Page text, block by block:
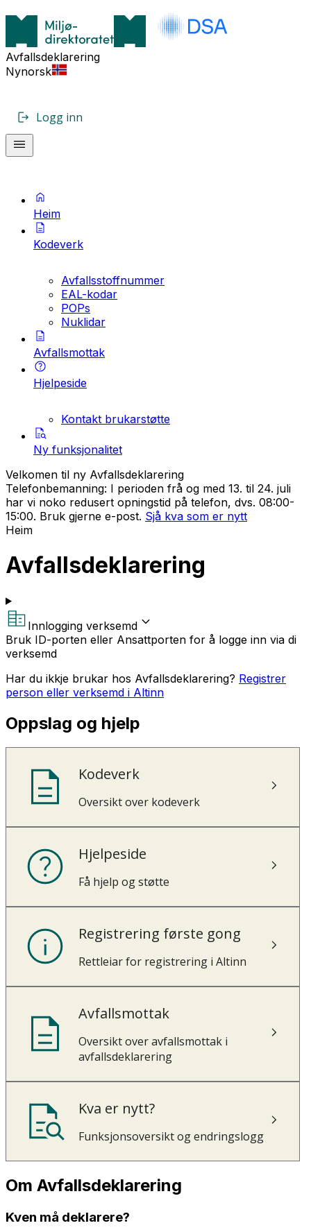
Avfallsdeklarering
Nynorsk
Logg inn
Heim
Kodeverk
Avfallsstoffnummer
EAL-kodar
POPs
Nuklidar
Avfallsmottak
Hjelpeside
Kontakt brukarstøtte
Ny funksjonalitet
Velkomen til ny Avfallsdeklarering
Telefonbemanning: I perioden frå og med 13. til 24. juli
har vi noko redusert opningstid på telefon, dvs. 08:00-
15:00. Bruk gjerne e-post. Sjå kva som er nytt
Heim
Avfallsdeklarering
Innlogging verksemd
Bruk ID-porten eller Ansattporten for å logge inn via di
verksemd
Har du ikkje brukar hos Avfallsdeklarering? Registrer
person eller verksemd i Altinn
Oppslag og hjelp
Kodeverk
Oversikt over kodeverk
Hjelpeside
Få hjelp og støtte
Registrering første gong
Rettleiar for registrering i Altinn
Avfallsmottak
Oversikt over avfallsmottak i
avfallsdeklarering
Kva er nytt?
Funksjonsoversikt og endringslogg
Om Avfallsdeklarering
Kven må deklarere?